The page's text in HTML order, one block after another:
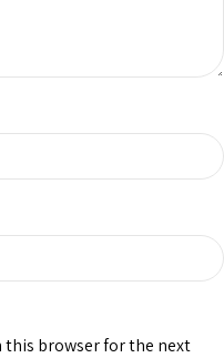
this browser for the next